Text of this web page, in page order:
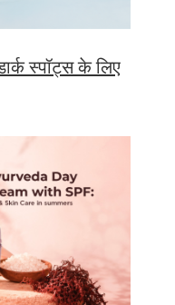
स्पॉट्स के लिए